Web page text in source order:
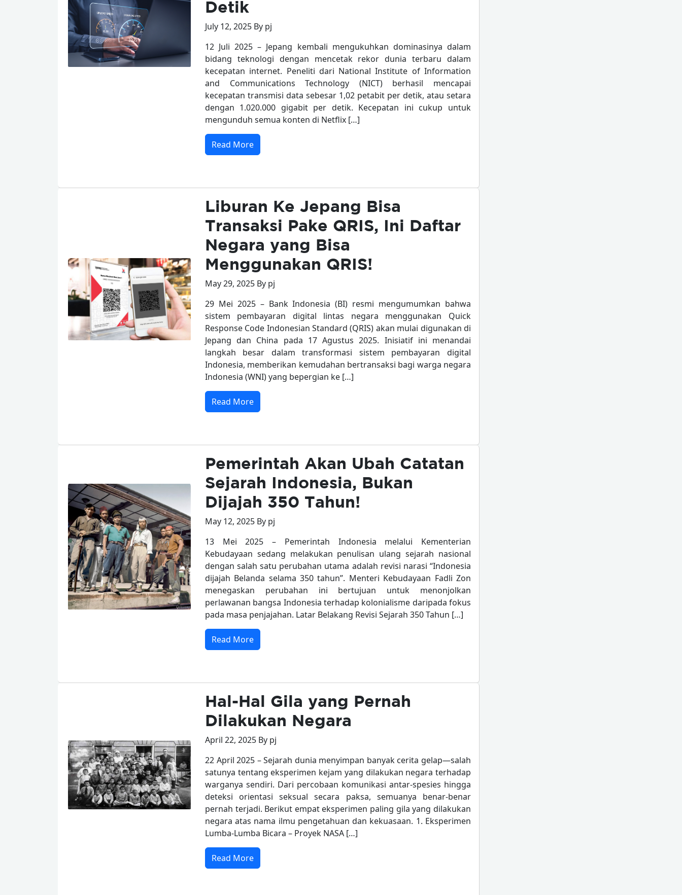
Detik
July 12, 2025 By pj
12 Juli 2025 – Jepang kembali mengukuhkan dominasinya dalam
bidang teknologi dengan mencetak rekor dunia terbaru dalam
kecepatan internet. Peneliti dari National Institute of Information
and Communications Technology (NICT) berhasil mencapai
kecepatan transmisi data sebesar 1,02 petabit per detik, atau setara
dengan 1.020.000 gigabit per detik. Kecepatan ini cukup untuk
mengunduh semua konten di Netflix […]
Read More
Liburan Ke Jepang Bisa
Transaksi Pake QRIS, Ini Daftar
Negara yang Bisa
Menggunakan QRIS!
May 29, 2025 By pj
29 Mei 2025 – Bank Indonesia (BI) resmi mengumumkan bahwa
sistem pembayaran digital lintas negara menggunakan Quick
Response Code Indonesian Standard (QRIS) akan mulai digunakan di
Jepang dan China pada 17 Agustus 2025. Inisiatif ini menandai
langkah besar dalam transformasi sistem pembayaran digital
Indonesia, memberikan kemudahan bertransaksi bagi warga negara
Indonesia (WNI) yang bepergian ke […]
Read More
Pemerintah Akan Ubah Catatan
Sejarah Indonesia, Bukan
Dijajah 350 Tahun!
May 12, 2025 By pj
13 Mei 2025 – Pemerintah Indonesia melalui Kementerian
Kebudayaan sedang melakukan penulisan ulang sejarah nasional
dengan salah satu perubahan utama adalah revisi narasi “Indonesia
dijajah Belanda selama 350 tahun”. Menteri Kebudayaan Fadli Zon
menegaskan perubahan ini bertujuan untuk menonjolkan
perlawanan bangsa Indonesia terhadap kolonialisme daripada fokus
pada masa penjajahan. Latar Belakang Revisi Sejarah 350 Tahun […]
Read More
Hal-Hal Gila yang Pernah
Dilakukan Negara
April 22, 2025 By pj
22 April 2025 – Sejarah dunia menyimpan banyak cerita gelap—salah
satunya tentang eksperimen kejam yang dilakukan negara terhadap
warganya sendiri. Dari percobaan komunikasi antar-spesies hingga
deteksi orientasi seksual secara paksa, semuanya benar-benar
pernah terjadi. Berikut empat eksperimen paling gila yang dilakukan
negara atas nama ilmu pengetahuan dan kekuasaan. 1. Eksperimen
Lumba-Lumba Bicara – Proyek NASA […]
Read More